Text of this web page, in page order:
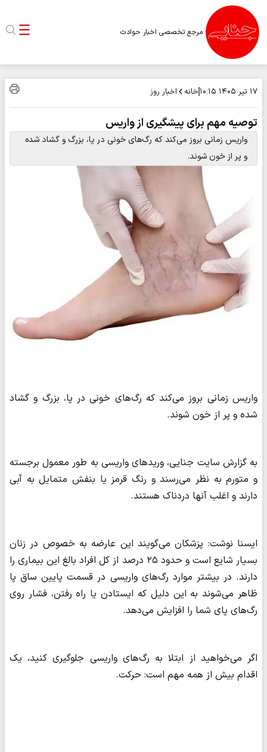
مرجع تخصصی اخبار حوادث
۱۷ تیر ۱۴۰۵ ۱۰:۱۵ خانه اخبار روز
توصیه مهم برای پیشگیری از واریس
واریس زمانی بروز می‌کند که رگ‌های خونی در پا، بزرگ و گشاد شده
و پر از خون شوند.
واریس زمانی بروز می‌کند که رگ‌های خونی در پا، بزرگ و گشاد
شده و پر از خون شوند.
به گزارش سایت جنایی، وریدهای واریسی به طور معمول برجسته
و متورم به نظر می‌رسند و رنگ قرمز یا بنفش متمایل به آبی
دارند و اغلب آنها دردناک هستند.
ایسنا نوشت: پزشکان می‌گویند این عارضه به خصوص در زنان
بسیار شایع است و حدود ۲۵ درصد از کل افراد بالغ این بیماری را
دارند. در بیشتر موارد رگ‌های واریسی در قسمت پایین ساق پا
ظاهر می‌شوند به این دلیل که ایستادن یا راه رفتن، فشار روی
رگ‌های پای شما را افزایش می‌دهد.
اگر می‌خواهید از ابتلا به رگ‌های واریسی جلوگیری کنید، یک
اقدام بیش از همه مهم است: حرکت.